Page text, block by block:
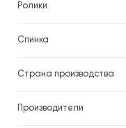
Ролики
Спинка
Страна производства
Производители